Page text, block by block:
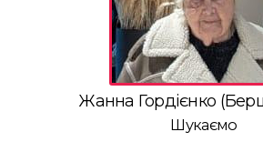
Жанна Гордієнко
Шукаємо